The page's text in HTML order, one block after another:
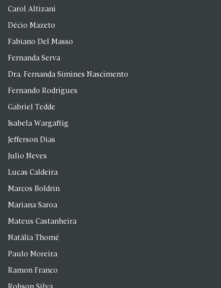
Carol Altizani
Décio Mazeto
Fabiano Del Masso
Fernanda Serva
Dra. Fernanda Simines Nascimento
Fernando Rodrigues
Gabriel Tedde
Isabela Wargaftig
Jefferson Dias
Julio Neves
Lucas Caldeira
Marcos Boldrin
Mariana Saroa
Mateus Castanheira
Natália Thomé
Paulo Moreira
Ramon Franco